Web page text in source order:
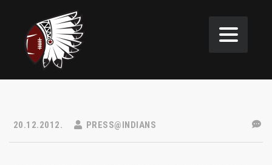
20.12.2012. PRESS@INDIANS